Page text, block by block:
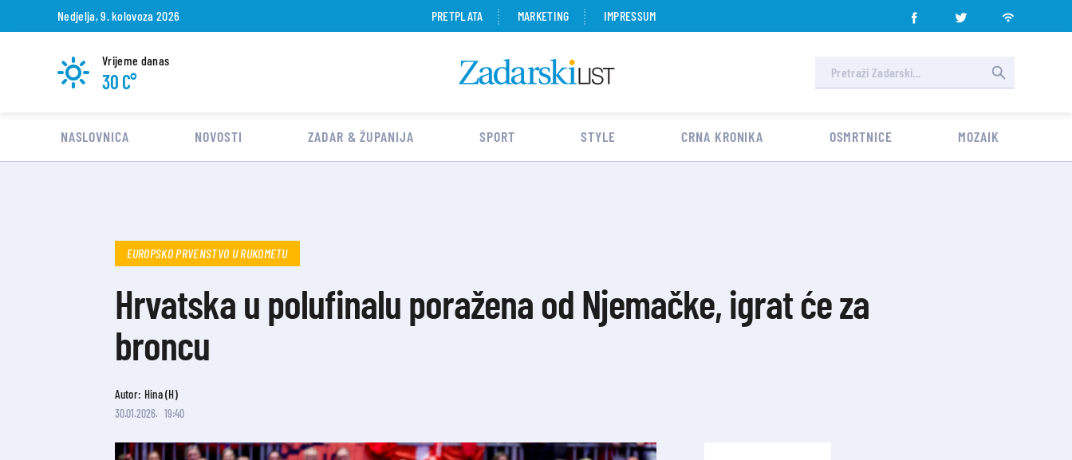
Nedjelja, 9. kolovoza 2026 PRETPLATA MARKETING IMPRESSUM
Vrijeme danas
30 C°
NASLOVNICA NOVOSTI ZADAR & ŽUPANIJA SPORT STYLE CRNA KRONIKA OSMRTNICE MOZAIK
EUROPSKO PRVENSTVO U RUKOMETU
Hrvatska u polufinalu poražena od Njemačke, igrat će za
broncu
Autor: Hina (H)
30.01.2026. 19:40